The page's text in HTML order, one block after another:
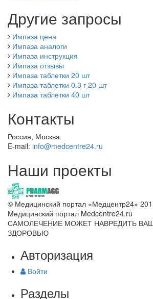
Другие запросы
Импаза цена
Импаза аналоги
Импаза инструкция
Импаза отзывы
Импаза таблетки 20 шт
Импаза таблетки 0.3 г 20 шт
Импаза таблетки 40 шт
Контакты
Россия, Москва
E-mail: info@medcentre24.ru
Наши проекты
© Медицинский портал «Медцентр24»
Медицинский портал Medcentre24.ru
САМОЛЕЧЕНИЕ МОЖЕТ НАВРЕДИТЬ
ЗДОРОВЬЮ
Авторизация
Войти
Разделы